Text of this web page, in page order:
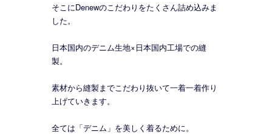
そこにDenewのこだわりをたくさん詰め込みま
した。
日本国内のデニム生地×日本国内工場での縫
製。
素材から縫製までこだわり抜いて一着一着作り
上げていきます。
全ては「デニム」を美しく着るために。